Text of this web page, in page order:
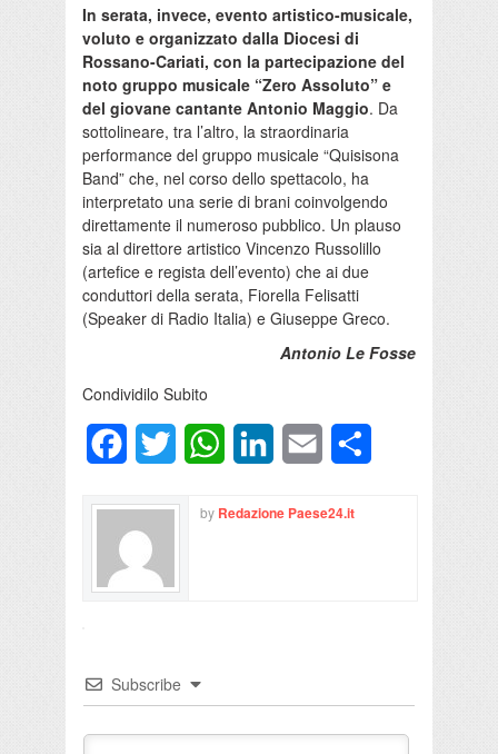
In serata, invece, evento artistico-musicale,
voluto e organizzato dalla Diocesi di
Rossano-Cariati, con la partecipazione del
noto gruppo musicale “Zero Assoluto” e
del giovane cantante Antonio Maggio. Da
sottolineare, tra l’altro, la straordinaria
performance del gruppo musicale “Quisisona
Band” che, nel corso dello spettacolo, ha
interpretato una serie di brani coinvolgendo
direttamente il numeroso pubblico. Un plauso
sia al direttore artistico Vincenzo Russolillo
(artefice e regista dell’evento) che ai due
conduttori della serata, Fiorella Felisatti
(Speaker di Radio Italia) e Giuseppe Greco.
Antonio Le Fosse
Condividilo Subito
FacebookTwitter WhatsAppLinkedInEmail
by Redazione Paese24.it
Subscribe